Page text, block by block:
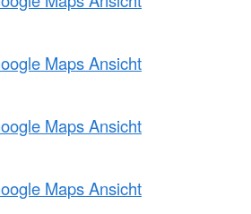
Maps Ansicht
Maps Ansicht
Maps Ansicht